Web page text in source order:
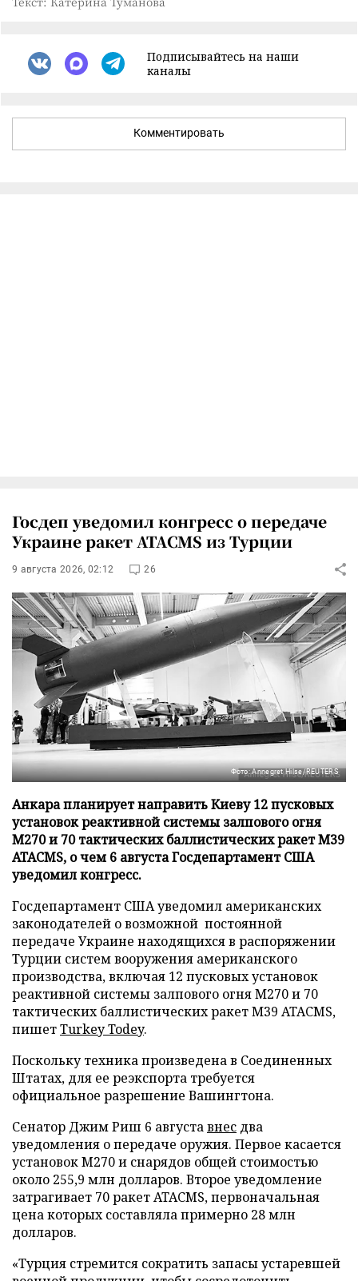
Подписывайтесь на наши
каналы
Комментировать
Госдеп уведомил конгресс о передаче
Украине ракет ATACMS из Турции
9 августа 2026, 02:12 26
Фото: Annegret Hilse/REUTERS
Анкара планирует направить Киеву 12 пусковых
установок реактивной системы залпового огня
М270 и 70 тактических баллистических ракет М39
ATACMS, о чем 6 августа Госдепартамент США
уведомил конгресс.
Госдепартамент США уведомил американских
законодателей о возможной постоянной
передаче Украине находящихся в распоряжении
Турции систем вооружения американского
производства, включая 12 пусковых установок
реактивной системы залпового огня М270 и 70
тактических баллистических ракет М39 ATACMS,
пишетTurkey Todey.
Поскольку техника произведена в Соединенных
Штатах, для ее реэкспорта требуется
официальное разрешение Вашингтона.
Сенатор Джим Риш 6 августавнес два
уведомления о передаче оружия. Первое касается
установок M270 и снарядов общей стоимостью
около 255,9 млн долларов. Второе уведомление
затрагивает 70 ракет ATACMS, первоначальная
цена которых составляла примерно 28 млн
долларов.
«Турция стремится сократить запасы устаревшей